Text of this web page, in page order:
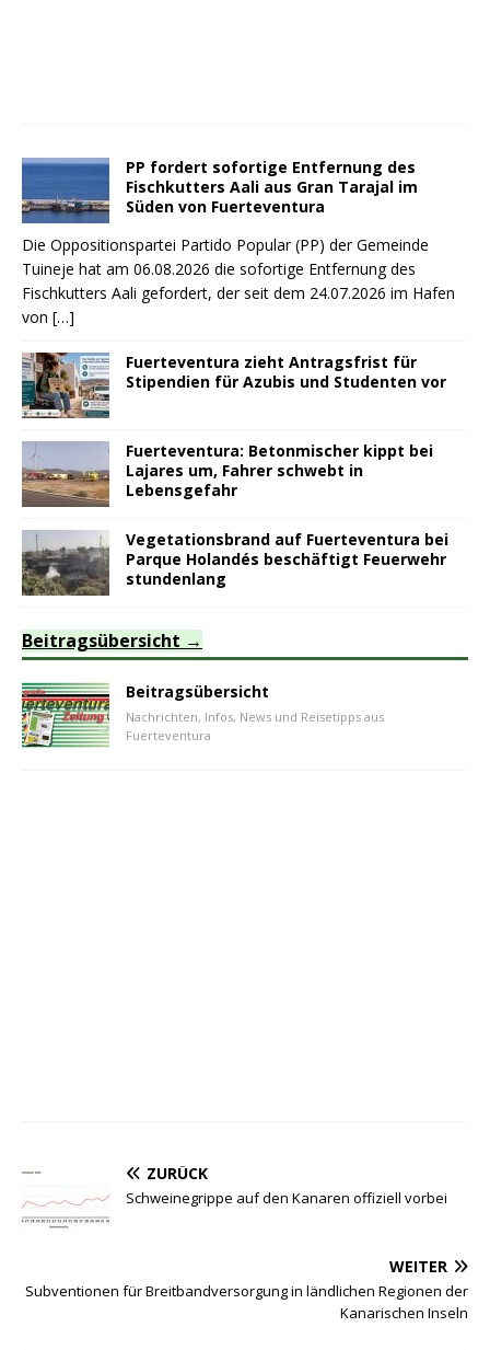
PP fordert sofortige Entfernung des
Fischkutters Aali aus Gran Tarajal im
Süden von Fuerteventura
Die Oppositionspartei Partido Popular (PP) der Gemeinde
Tuineje hat am 06.08.2026 die sofortige Entfernung des
Fischkutters Aali gefordert, der seit dem 24.07.2026 im Hafen
von […]
Fuerteventura zieht Antragsfrist für
Stipendien für Azubis und Studenten vor
Fuerteventura: Betonmischer kippt bei
Lajares um, Fahrer schwebt in
Lebensgefahr
Vegetationsbrand auf Fuerteventura bei
Parque Holandés beschäftigt Feuerwehr
stundenlang
Beitragsübersicht
Beitragsübersicht
Nachrichten, Infos, News und Reisetipps aus
Fuerteventura
ZURÜCK
Schweinegrippe auf den Kanaren offiziell vorbei
WEITER
Subventionen für Breitbandversorgung in ländlichen Regionen der
Kanarischen Inseln